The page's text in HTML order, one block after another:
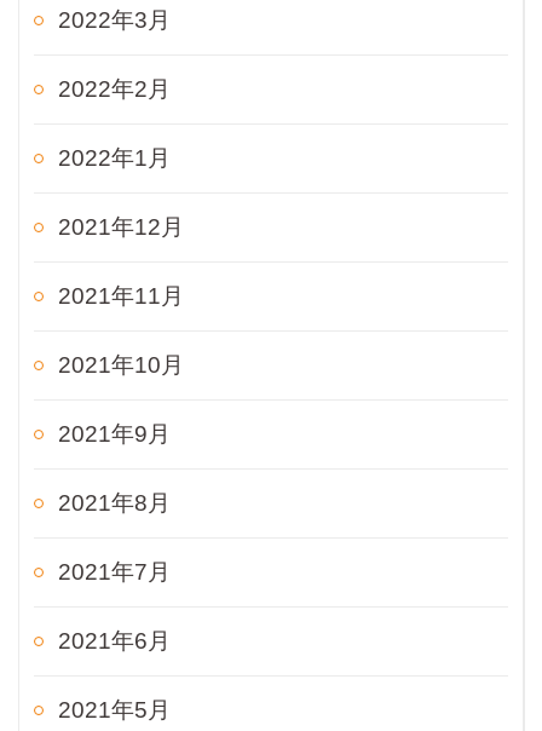
2022年3月
2022年2月
2022年1月
2021年12月
2021年11月
2021年10月
2021年9月
2021年8月
2021年7月
2021年6月
2021年5月